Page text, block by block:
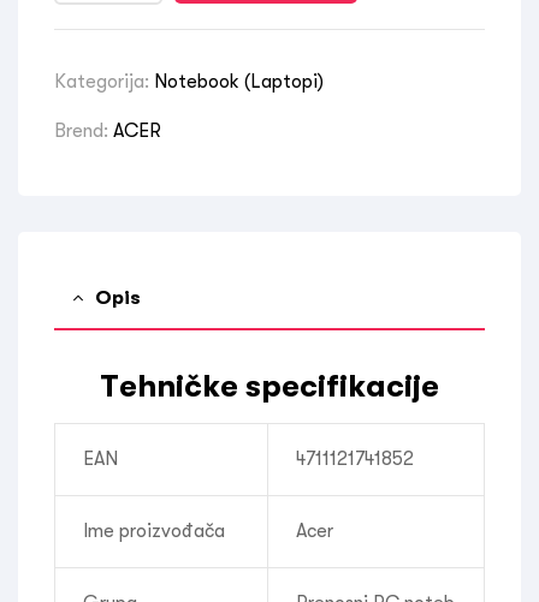
Kategorija: Notebook (Laptopi)
Brend: ACER
Opis
Tehničke specifikacije
EAN 4711121741852
Ime proizvođača Acer